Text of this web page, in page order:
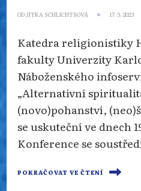
ODJITKA SCHLICHTSOVÁ 17. 5. 2023
Katedra religionistiky
fakulty Univerzity
Náboženského
„Alternativní
(novo)pohanství,
se uskuteční ve dnech
Konference se
POKRAČOVAT VE ČTENÍ